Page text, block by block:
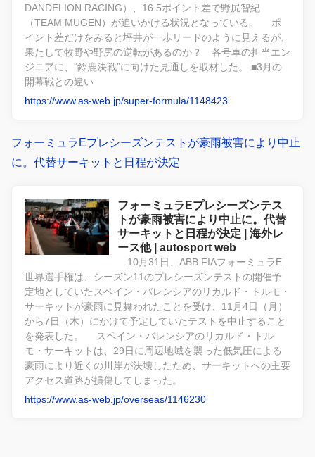
DANDELION RACING）、16.5ポイント差で野尻智紀
（TEAM MUGEN）が追いかける状況となっている。 ポ
イント差だけをみると坪井が一歩リードのように見えるが、
果たして牧野や野尻の逆転があるのか？ 各号車の担当エン
ジニアに、“鈴鹿決戦”に向けた見通しを取材した。 ■3月の
開幕戦との違い
https://www.as-web.jp/super-formula/1148423
フォーミュラEプレシーズンテストが豪雨被害により中止
に。代替サーキットと日程が決定
フォーミュラEプレシーズンテス
トが豪雨被害により中止に。代替
サーキットと日程が決定 | 海外レ
ース他 | autosport web
10月31日、ABB FIAフォーミュラE
世界選手権は、シーズン11のプレシーズンテストの開催予
定地としていたスペイン・バレンシアのリカルド・トルモ・
サーキットが豪雨に見舞われたことを受け、11月4日（月）
から7日（木）にかけて予定していたテストを中止すること
を発表した。 スペイン・バレンシアのリカルド・トル
モ・サーキットは、29日に周辺地域を襲った低気圧による
豪雨により近くの川岸が決壊したため、サーキットへの主要
アクセス道路が損傷してしまった。
https://www.as-web.jp/overseas/1146230